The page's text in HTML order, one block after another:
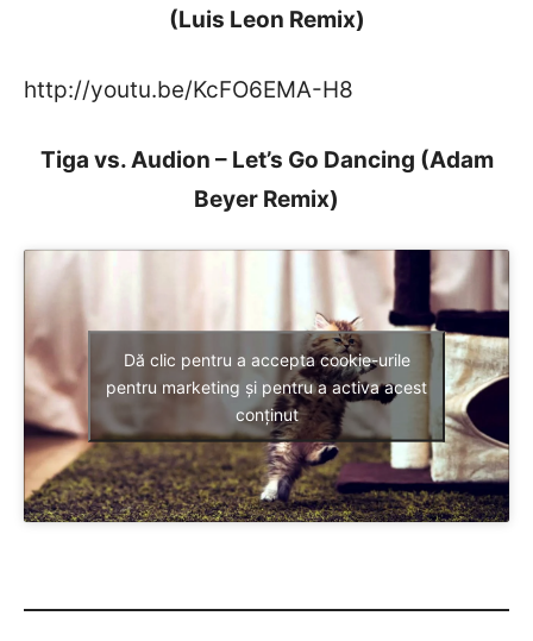
(Luis Leon Remix)
http://youtu.be/KcFO6EMA-H8
Tiga vs. Audion – Let’s Go Dancing (Adam
Beyer Remix)
Dă clic pentru a accepta cookie-urile
pentru marketing și pentru a activa acest
conținut